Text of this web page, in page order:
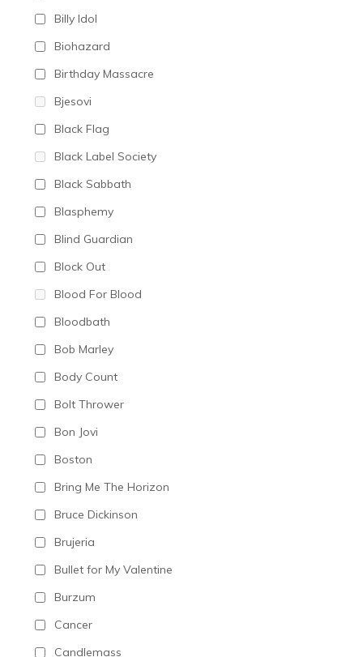
Billy Idol
Biohazard
Birthday Massacre
Bjesovi
Black Flag
Black Label Society
Black Sabbath
Blasphemy
Blind Guardian
Block Out
Blood For Blood
Bloodbath
Bob Marley
Body Count
Bolt Thrower
Bon Jovi
Boston
Bring Me The Horizon
Bruce Dickinson
Brujeria
Bullet for My Valentine
Burzum
Cancer
Candlemass